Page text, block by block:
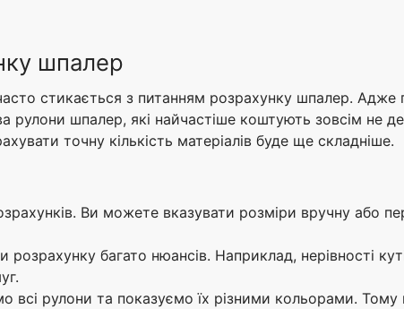
шпалер
стикається з питанням розрахунку шпалер. Адже
рулони шпалер, які найчастіше коштують зовсім не
точну кількість матеріалів буде ще складніше.
Ви можете вказувати розміри вручну або
багато нюансів. Наприклад, нерівності
всі рулони та показуємо їх різними кольорами.